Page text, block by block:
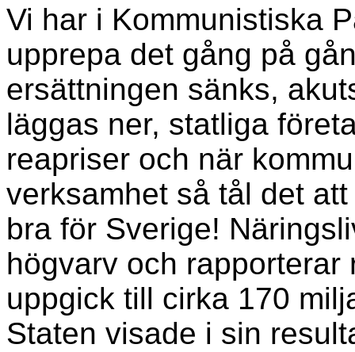
Vi har i Kommunistiska
upprepa det gång på
ersättningen sänks,
läggas ner, statliga
reapriser och när
verksamhet så tål det
bra för Sverige!
högvarv och
uppgick till cirka 170
Staten visade i sin